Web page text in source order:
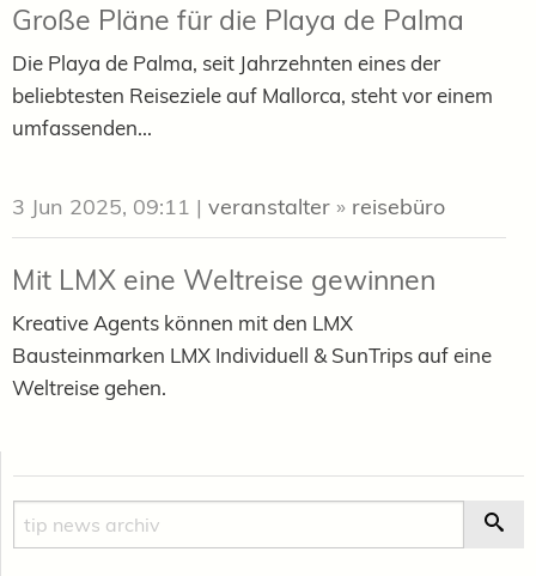
Große Pläne für die Playa de Palma
Die Playa de Palma, seit Jahrzehnten eines der
beliebtesten Reiseziele auf Mallorca, steht vor einem
umfassenden...
3 Jun 2025, 09:11 | veranstalter » reisebüro
Mit LMX eine Weltreise gewinnen
Kreative Agents können mit den LMX
Bausteinmarken LMX Individuell & SunTrips auf eine
Weltreise gehen.
Suche